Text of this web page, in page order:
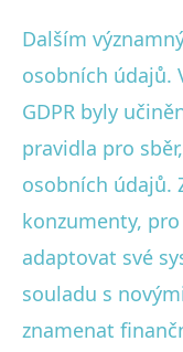
Dalším
osobních údajů.
GDPR byly
pravidla pro
osobních údajů.
konzumenty,
adaptovat své
souladu s
znamenat